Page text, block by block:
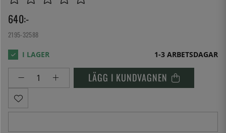
640:-
2195-32588
1-3 ARBETSDAGAR
LÄGG I KUNDVAGNEN